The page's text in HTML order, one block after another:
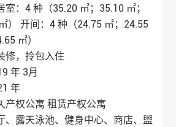
室：4 种（35.20 ㎡；35.10 ㎡；
） 开间：4 种（24.75 ㎡；24.55
㎡）
修，拎包入住
年 3月
年
产权公寓 租赁产权公寓
、露天泳池、健身中心、商店、盥